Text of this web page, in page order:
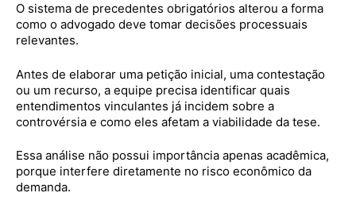
O sistema de precedentes obrigatórios alterou a forma
como o advogado deve tomar decisões processuais
relevantes.
Antes de elaborar uma petição inicial, uma contestação
ou um recurso, a equipe precisa identificar quais
entendimentos vinculantes já incidem sobre a
controvérsia e como eles afetam a viabilidade da tese.
Essa análise não possui importância apenas acadêmica,
porque interfere diretamente no risco econômico da
demanda.